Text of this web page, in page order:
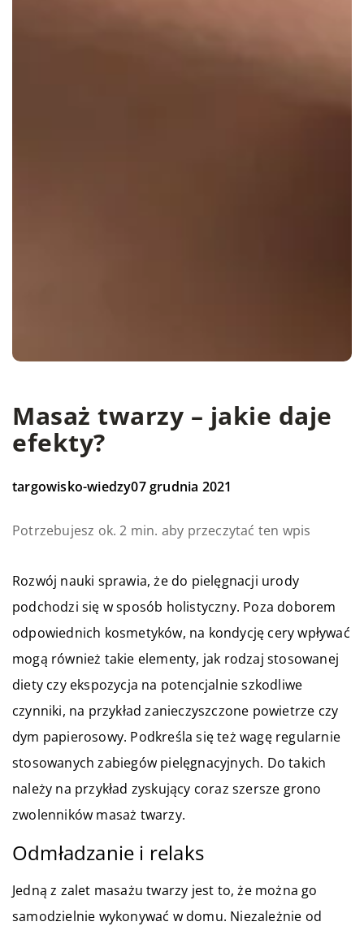
Masaż twarzy – jakie daje
efekty?
targowisko-wiedzy07 grudnia 2021
Potrzebujesz ok. 2 min. aby przeczytać ten wpis
Rozwój nauki sprawia, że do pielęgnacji urody
podchodzi się w sposób holistyczny. Poza doborem
odpowiednich kosmetyków, na kondycję cery wpływać
mogą również takie elementy, jak rodzaj stosowanej
diety czy ekspozycja na potencjalnie szkodliwe
czynniki, na przykład zanieczyszczone powietrze czy
dym papierosowy. Podkreśla się też wagę regularnie
stosowanych zabiegów pielęgnacyjnych. Do takich
należy na przykład zyskujący coraz szersze grono
zwolenników masaż twarzy.
Odmładzanie i relaks
Jedną z zalet masażu twarzy jest to, że można go
samodzielnie wykonywać w domu. Niezależnie od